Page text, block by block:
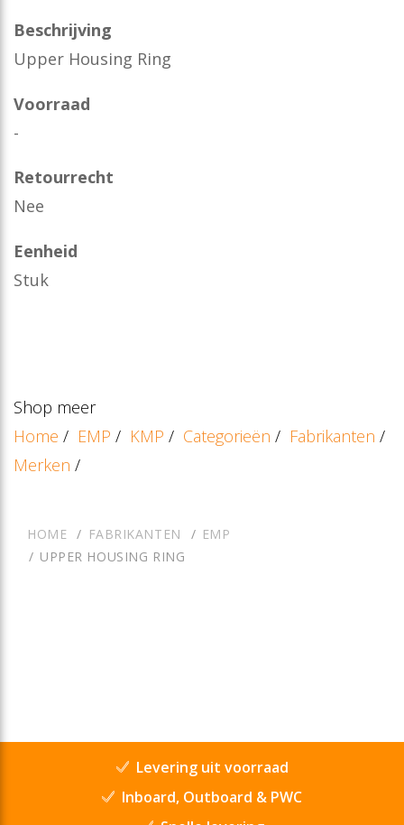
Beschrijving
Upper Housing Ring
Voorraad
-
Retourrecht
Nee
Eenheid
Stuk
Shop meer
Home / EMP / KMP / Categorieën / Fabrikanten /
Merken /
HOME FABRIKANTEN
EMP
UPPER HOUSING RING
Levering uit voorraad
Inboard, Outboard & PWC